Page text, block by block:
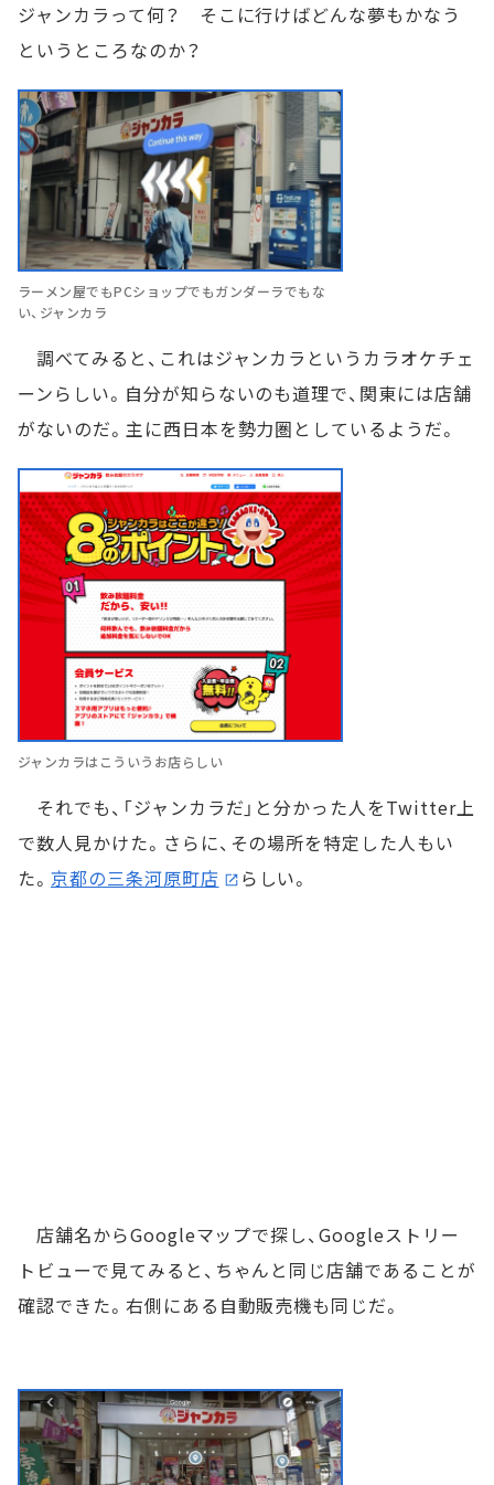
ジャンカラって何？ そこに行けばどんな夢もかなう
というところなのか？
ラーメン屋でもPCショップでもガンダーラでもな
い、ジャンカラ
調べてみると、これはジャンカラというカラオケチェ
ーンらしい。自分が知らないのも道理で、関東には店舗
がないのだ。主に西日本を勢力圏としているようだ。
ジャンカラはこういうお店らしい
それでも、「ジャンカラだ」と分かった人をTwitter上
で数人見かけた。さらに、その場所を特定した人もい
た。 京都の三条河原町店 らしい。
店舗名からGoogleマップで探し、Googleストリー
トビューで見てみると、ちゃんと同じ店舗であることが
確認できた。右側にある自動販売機も同じだ。